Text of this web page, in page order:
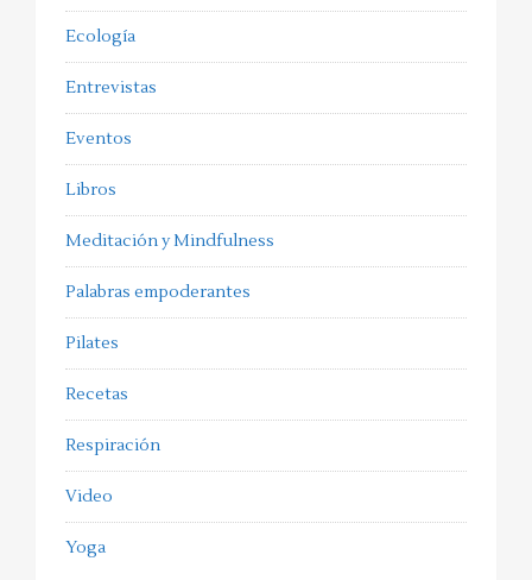
Ecología
Entrevistas
Eventos
Libros
Meditación y Mindfulness
Palabras empoderantes
Pilates
Recetas
Respiración
Video
Yoga